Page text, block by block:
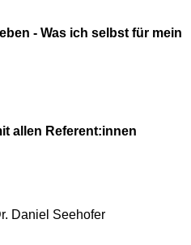
- Was ich selbst für mein
allen Referent:innen
Daniel Seehofer